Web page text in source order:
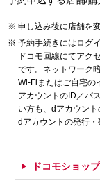
申し込み後に店舗を
予約手続きにはログ
ドコモ回線にてアク
です。ネットワーク
Wi-Fiまたはご自宅の
アカウントのID／パ
い方も、dアカウント
dアカウントの発行・
ドコモショッ